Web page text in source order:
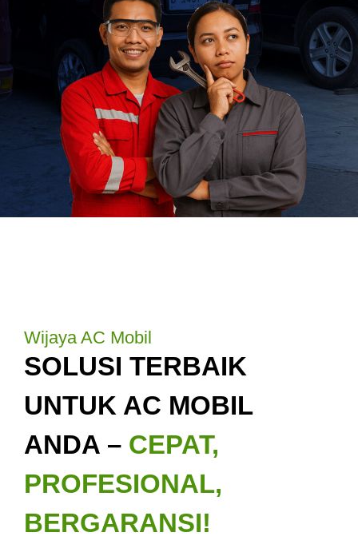
Wijaya AC Mobil
SOLUSI TERBAIK
UNTUK AC MOBIL
ANDA – CEPAT,
PROFESIONAL,
BERGARANSI!